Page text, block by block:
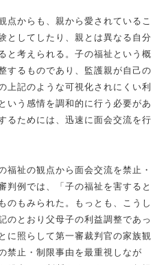
からも、親から愛されているこ
としてしたり、親とは異なる自分
と考えられる。子の福祉という概
するものであり、監護親が自己の
上記のような可視化されにくい利
いう感情を調和的に行う必要があ
るためには、迅速に面会交流を行
祉の観点から面会交流を禁止・
判例では、「子の福祉を害すると
のもみられた。もっとも、こうし
のとおり父母子の利益調整であっ
に照らして第一審裁判官の家族観
禁止・制限事由を最重視しなが